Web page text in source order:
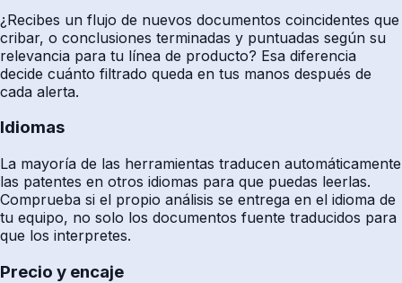
¿Recibes un flujo de nuevos documentos coincidentes que
cribar, o conclusiones terminadas y puntuadas según su
relevancia para tu línea de producto? Esa diferencia
decide cuánto filtrado queda en tus manos después de
cada alerta.
Idiomas
La mayoría de las herramientas traducen automáticamente
las patentes en otros idiomas para que puedas leerlas.
Comprueba si el propio análisis se entrega en el idioma de
tu equipo, no solo los documentos fuente traducidos para
que los interpretes.
Precio y encaje